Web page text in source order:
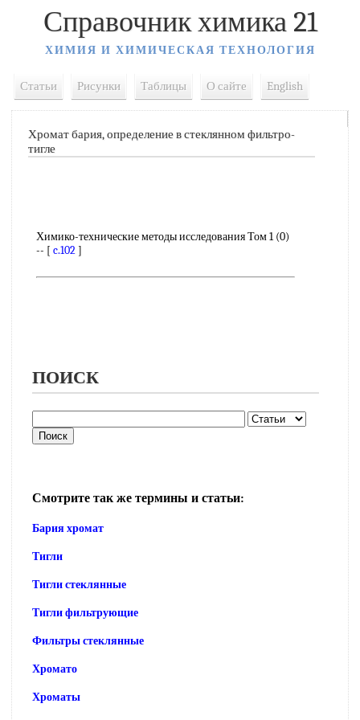
Справочник химика 21
ХИМИЯ И ХИМИЧЕСКАЯ ТЕХНОЛОГИЯ
Статьи Рисунки Таблицы О сайте English
Хромат бария, определение в стеклянном фильтро-
тигле
Химико-технические методы исследования Том 1 (0)
-- [ c.102]
ПОИСК
Смотрите так же термины и статьи:
Бария хромат
Тигли
Тигли стеклянные
Тигли фильтрующие
Фильтры стеклянные
Хромато
Хроматы